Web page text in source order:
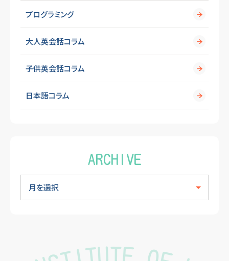
プログラミング
大人英会話コラム
子供英会話コラム
日本語コラム
ARCHIVE